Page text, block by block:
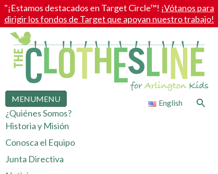
"¡Estamos destacados en Target Circle™! ¡Vótanos para
dirigir los fondos de Target que apoyan nuestro trabajo!
MENUMENU
¿Quiénes Somos?
Historia y Misión
Conosca el Equipo
Junta Directiva
English
Search
for: